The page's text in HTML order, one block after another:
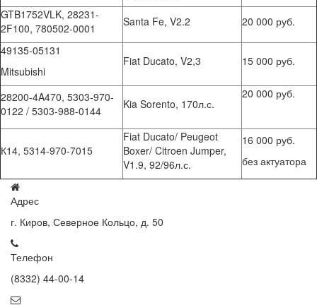
GTB1752VLK, 28231-
2F100, 780502-0001
Santa Fe, V2.2 20 000 руб.
49135-05131
Mitsubishi
Fiat Ducato, V2,3 15 000 руб.
28200-4A470, 5303-970-
0122 / 5303-988-0144
Kia Sorento, 170л.с.
20 000 руб.
К14, 5314-970-7015
Fiat Ducato/ Peugeot
Boxer/ Citroen Jumper,
V1.9, 92/96л.с.
16 000 руб.
без актуатора
Адрес
г. Киров, Северное Кольцо, д. 50
Телефон
(8332) 44-00-14